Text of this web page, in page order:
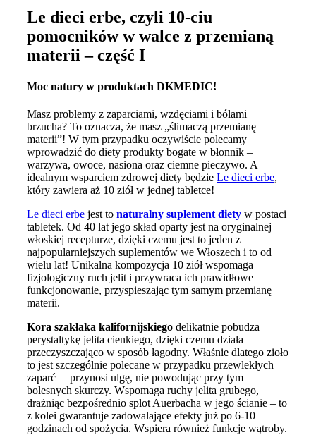
Fitoterapia
Medycyna estetyczna
Partnerzy
Sklep
Le dieci erbe, czyli 10-ciu
pomocników w walce z przemianą
materii – część I
Moc natury w produktach DKMEDIC!
Masz problemy z zaparciami, wzdęciami i bólami
brzucha? To oznacza, że masz „ślimaczą przemianę
materii”! W tym przypadku oczywiście polecamy
wprowadzić do diety produkty bogate w błonnik –
warzywa, owoce, nasiona oraz ciemne pieczywo. A
idealnym wsparciem zdrowej diety będzie Le dieci erbe,
który zawiera aż 10 ziół w jednej tabletce!
Le dieci erbe jest to naturalny suplement diety w postaci
tabletek. Od 40 lat jego skład oparty jest na oryginalnej
włoskiej recepturze, dzięki czemu jest to jeden z
najpopularniejszych suplementów we Włoszech i to od
wielu lat! Unikalna kompozycja 10 ziół wspomaga
fizjologiczny ruch jelit i przywraca ich prawidłowe
funkcjonowanie, przyspieszając tym samym przemianę
materii.
Kora szakłaka kalifornijskiego delikatnie pobudza
perystaltykę jelita cienkiego, dzięki czemu działa
przeczyszczająco w sposób łagodny. Właśnie dlatego zioło
to jest szczególnie polecane w przypadku przewlekłych
zaparć – przynosi ulgę, nie powodując przy tym
bolesnych skurczy. Wspomaga ruchy jelita grubego,
drażniąc bezpośrednio splot Auerbacha w jego ścianie – to
z kolei gwarantuje zadowalające efekty już po 6-10
godzinach od spożycia. Wspiera również funkcje wątroby.